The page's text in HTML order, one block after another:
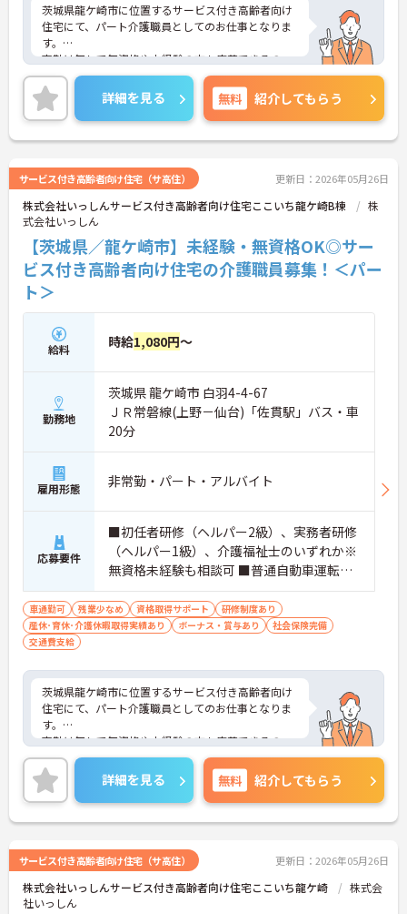
茨城県龍ケ崎市に位置するサービス付き高齢者向け
住宅にて、パート介護職員としてのお仕事となりま
す。
夜勤は無しで無資格や未経験の方も応募できるの
で、これから介護職を始めてみたいという方にお勧
めの求人となっております◎
ご興味ある方は面接ポイントをお伝えしますので、
お気軽にお問い合わせください♪
詳細を見る 無料 紹介してもらう
サービス付き高齢者向け住宅（サ高住） 更新日：2026年05月26日
株式会社いっしんサービス付き高齢者向け住宅ここいち龍ケ崎B棟
株
式会社いっしん
【茨城県／龍ケ崎市】未経験・無資格OK◎サー
ビス付き高齢者向け住宅の介護職員募集！＜パー
ト＞
給料 時給1,080円～
勤務地
茨城県 龍ケ崎市 白羽4-4-67
ＪＲ常磐線(上野－仙台)「佐貫駅」バス・車
20分
雇用形態 非常勤・パート・アルバイト
応募要件
■初任者研修（ヘルパー2級）、実務者研修
（ヘルパー1級）、介護福祉士のいずれか※
無資格未経験も相談可 ■普通自動車運転免
許
車通勤可 残業少なめ 資格取得サポート
研修制度あり
産休･育休･介護休暇取得実績あり
ボーナス・賞与あり
社会保険完備
交通費支給
茨城県龍ケ崎市に位置するサービス付き高齢者向け
住宅にて、パート介護職員としてのお仕事となりま
す。
夜勤は無しで無資格や未経験の方も応募できるの
で、これから介護職を始めてみたいという方にお勧
めの求人となっております◎
ご興味ある方は面接ポイントをお伝えしますので、
お気軽にお問い合わせください♪
詳細を見る 無料 紹介してもらう
サービス付き高齢者向け住宅（サ高住） 更新日：2026年05月26日
株式会社いっしんサービス付き高齢者向け住宅ここいち龍ケ崎
株式会
社いっしん